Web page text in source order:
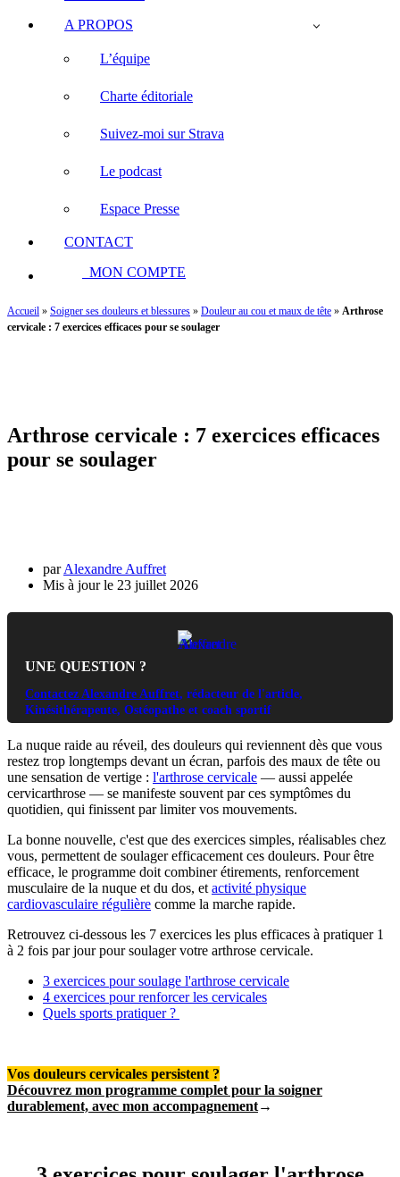
A PROPOS
L’équipe
Charte éditoriale
Suivez-moi sur Strava
Le podcast
Espace Presse
CONTACT
MON COMPTE
Accueil » Soigner ses douleurs et blessures » Douleur au cou et maux de tête » Arthrose
cervicale : 7 exercices efficaces pour se soulager
Arthrose cervicale : 7 exercices efficaces
pour se soulager
parAlexandre Auffret
23 juillet 2026
UNE QUESTION ?
Contactez Alexandre Auffret, rédacteur de l'article,
Kinésithérapeute, Ostéopathe et coach sportif
La nuque raide au réveil, des douleurs qui reviennent dès que vous
restez trop longtemps devant un écran, parfois des maux de tête ou
une sensation de vertige : l'arthrose cervicale — aussi appelée
cervicarthrose — se manifeste souvent par ces symptômes du
quotidien, qui finissent par limiter vos mouvements.
La bonne nouvelle, c'est que des exercices simples, réalisables chez
vous, permettent de soulager efficacement ces douleurs. Pour être
efficace, le programme doit combiner étirements, renforcement
musculaire de la nuque et du dos, et activité physique
cardiovasculaire régulière comme la marche rapide.
Retrouvez ci-dessous les 7 exercices les plus efficaces à pratiquer 1
à 2 fois par jour pour soulager votre arthrose cervicale.
3 exercices pour soulage l'arthrose cervicale
4 exercices pour renforcer les cervicales
Quels sports pratiquer ?
Vos douleurs cervicales persistent ?
Découvrez mon programme complet pour la soigner
durablement, avec mon accompagnement→